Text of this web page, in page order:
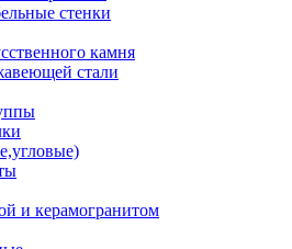
стенки
камня
стали
и керамогранитом